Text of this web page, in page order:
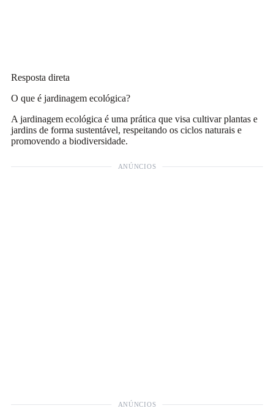
Resposta direta
O que é jardinagem ecológica?
A jardinagem ecológica é uma prática que visa cultivar plantas e
jardins de forma sustentável, respeitando os ciclos naturais e
promovendo a biodiversidade.
ANÚNCIOS
ANÚNCIOS